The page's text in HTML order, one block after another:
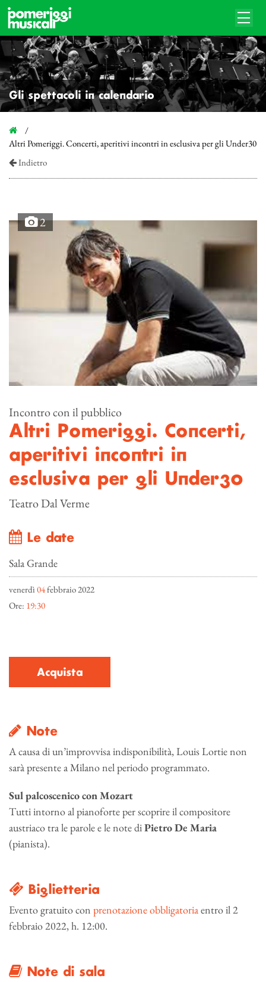
Gli spettacoli in calendario
Altri Pomeriggi. Concerti, aperitivi incontri in esclusiva per gli Under30
Indietro
2
Incontro con il pubblico
Altri Pomeriggi. Concerti,
aperitivi incontri in
esclusiva per gli Under30
Teatro Dal Verme
Le date
Sala Grande
venerdì 04febbraio 2022
Ore: 19:30
Acquista
Note
A causa di un’improvvisa indisponibilità, Louis Lortie non
sarà presente a Milano nel periodo programmato.
Sul palcoscenico con Mozart
Tutti intorno al pianoforte per scoprire il compositore
austriaco tra le parole e le note diPietro De Maria
(pianista).
Biglietteria
Evento gratuito con prenotazione obbligatoriaentro il 2
febbraio 2022, h. 12:00.
Note di sala